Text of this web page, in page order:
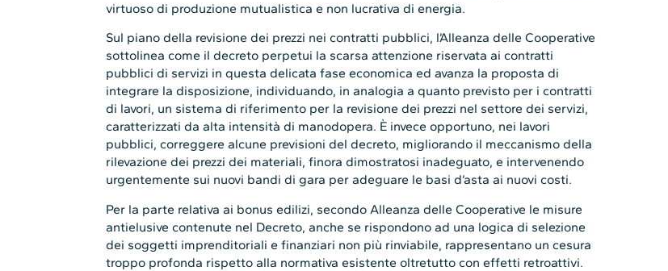
virtuoso di produzione mutualistica e non lucrativa di energia.
Sul piano della revisione dei prezzi nei contratti pubblici, l’Alleanza delle Cooperative
sottolinea come il decreto perpetui la scarsa attenzione riservata ai contratti
pubblici di servizi in questa delicata fase economica ed avanza la proposta di
integrare la disposizione, individuando, in analogia a quanto previsto per i contratti
di lavori, un sistema di riferimento per la revisione dei prezzi nel settore dei servizi,
caratterizzati da alta intensità di manodopera. È invece opportuno, nei lavori
pubblici, correggere alcune previsioni del decreto, migliorando il meccanismo della
rilevazione dei prezzi dei materiali, finora dimostratosi inadeguato, e intervenendo
urgentemente sui nuovi bandi di gara per adeguare le basi d’asta ai nuovi costi.
Per la parte relativa ai bonus edilizi, secondo Alleanza delle Cooperative le misure
antielusive contenute nel Decreto, anche se rispondono ad una logica di selezione
dei soggetti imprenditoriali e finanziari non più rinviabile, rappresentano un cesura
troppo profonda rispetto alla normativa esistente oltretutto con effetti retroattivi.